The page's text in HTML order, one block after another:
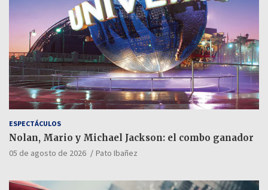
ESPECTÁCULOS
Nolan, Mario y Michael Jackson: el combo ganador
05 de agosto de 2026 Pato Ibañez